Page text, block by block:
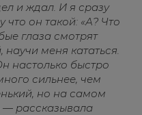
и ждал. И я сразу
что он такой: «А? Что
глаза смотрят
меня кататься.
настолько быстро
сильнее, чем
но на самом
— рассказывала